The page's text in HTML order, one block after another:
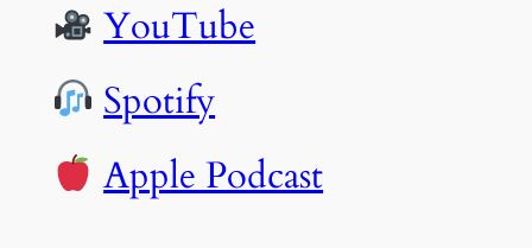
YouTube
Spotify
Apple Podcast